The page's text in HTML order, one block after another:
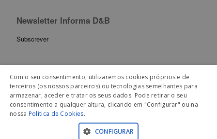
Newsletter Informa D&B
Subscrever
Artigos Relacionados
© 2026 Informa D&B, Lda. |Política de privacidade
Com o seu consentimento, utilizaremos cookies próprios e de
terceiros (os nossos parceiros) ou tecnologias semelhantes para
armazenar, aceder e tratar os seus dados. Pode retirar o seu
consentimento a qualquer altura, clicando em "Configurar" ou na
nossa Politica de Cookies.
CONFIGURAR